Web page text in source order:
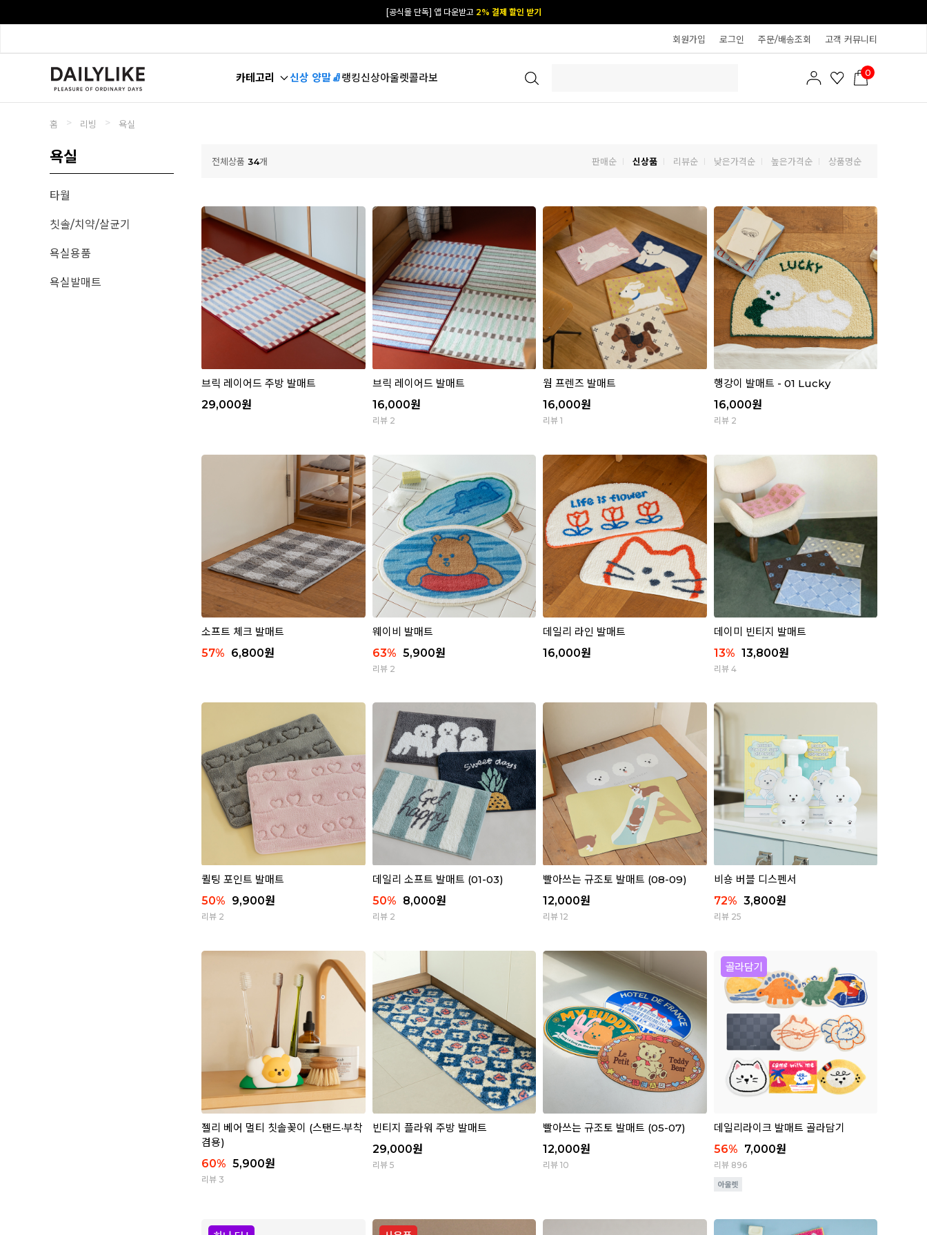
카카오 플친 추가하면1천원 즉시 할인 쿠폰
회원가입 로그인 주문/배송조회 고객 커뮤니티
카테고리 신상 양말🧦랭킹신상아울렛콜라보 0
홈 > 리빙 > 욕실
욕실
타월
칫솔/치약/살균기
욕실용품
욕실발매트
전체상품 34개 판매순 신상품 리뷰순 낮은가격순 높은가격순 상품명순
브릭 레이어드 주방 발매트
29,000원
브릭 레이어드 발매트
16,000원
리뷰 2
웜 프렌즈 발매트
16,000원
리뷰 1
행강이 발매트 - 01 Lucky
16,000원
리뷰 2
소프트 체크 발매트
57% 6,800원
웨이비 발매트
63% 5,900원
리뷰 2
데일리 라인 발매트
16,000원
데이미 빈티지 발매트
13% 13,800원
리뷰 4
퀼팅 포인트 발매트
50% 9,900원
리뷰 2
데일리 소프트 발매트 (01-03)
50% 8,000원
리뷰 2
빨아쓰는 규조토 발매트 (08-09)
12,000원
리뷰 12
비숑 버블 디스펜서
72% 3,800원
리뷰 25
젤리 베어 멀티 칫솔꽂이 (스탠드·부착
겸용)
60% 5,900원
리뷰 3
빈티지 플라워 주방 발매트
29,000원
리뷰 5
빨아쓰는 규조토 발매트 (05-07)
12,000원
리뷰 10
데일리라이크 발매트 골라담기
56% 7,000원
리뷰 896